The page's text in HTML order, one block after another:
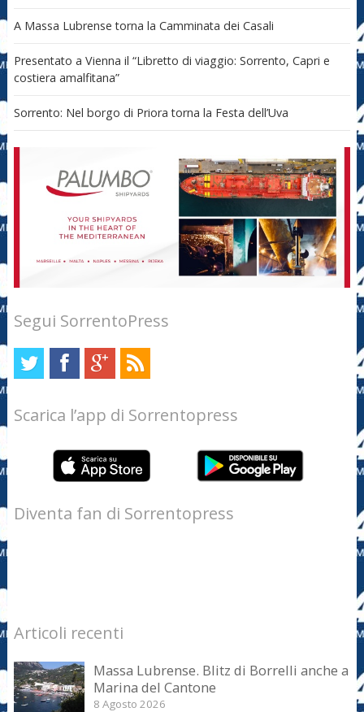
A Massa Lubrense torna la Camminata dei Casali
Presentato a Vienna il “Libretto di viaggio: Sorrento, Capri e
costiera amalfitana”
Sorrento: Nel borgo di Priora torna la Festa dell’Uva
Segui SorrentoPress
Scarica l’app di Sorrentopress
Diventa fan di Sorrentopress
Articoli recenti
Massa Lubrense. Blitz di Borrelli anche a
Marina del Cantone
8 Agosto 2026